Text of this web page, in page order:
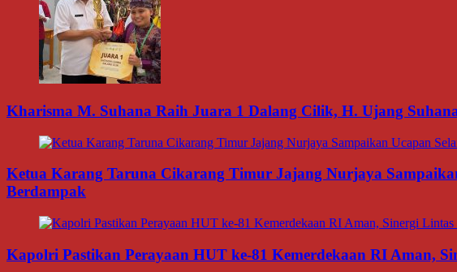
Kharisma M. Suhana Raih Juara 1 Dalang Cilik, H. Ujang
Ketua Karang Taruna Cikarang Timur Jajang Nurjaya
Berdampak
Kapolri Pastikan Perayaan HUT ke-81 Kemerdekaan RI Aman,